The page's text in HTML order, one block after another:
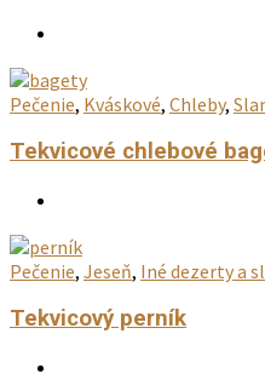
Pečenie, Kváskové, Chleby,
Tekvicové chlebové
Pečenie, Jeseň, Iné dezerty a
Tekvicový perník